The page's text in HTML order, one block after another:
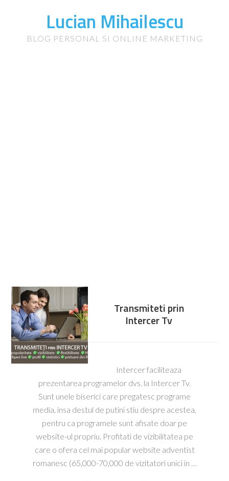
Lucian Mihailescu
BLOG PERSONAL SI ONLINE MARKETING
Transmiteti prin
Intercer Tv
Intercer faciliteaza
prezentarea programelor dvs. la Intercer Tv.
Sunt unele biserici care pregatesc programe
media, insa destul de putini stiu despre acestea,
pentru ca programele sunt afisate doar pe
website-ul propriu. Profitati de vizibilitatea pe
care o ofera cel mai popular website adventist
romanesc (65,000-70,000 de vizitatori unici in …